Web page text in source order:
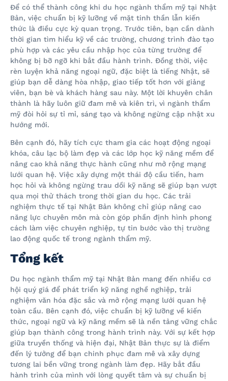
Để có thể thành công khi du học ngành thẩm mỹ tại Nhật
Bản, việc chuẩn bị kỹ lưỡng về mặt tinh thần lẫn kiến
thức là điều cực kỳ quan trọng. Trước tiên, bạn cần dành
thời gian tìm hiểu kỹ về các trường, chương trình đào tạo
phù hợp và các yêu cầu nhập học của từng trường để
không bị bỡ ngỡ khi bắt đầu hành trình. Đồng thời, việc
rèn luyện khả năng ngoại ngữ, đặc biệt là tiếng Nhật, sẽ
giúp bạn dễ dàng hòa nhập, giao tiếp tốt hơn với giảng
viên, bạn bè và khách hàng sau này. Một lời khuyên chân
thành là hãy luôn giữ đam mê và kiên trì, vì ngành thẩm
mỹ đòi hỏi sự tỉ mỉ, sáng tạo và không ngừng cập nhật xu
hướng mới.
Bên cạnh đó, hãy tích cực tham gia các hoạt động ngoại
khóa, câu lạc bộ làm đẹp và các lớp học kỹ năng mềm để
nâng cao khả năng thực hành cũng như mở rộng mạng
lưới quan hệ. Việc xây dựng một thái độ cầu tiến, ham
học hỏi và không ngừng trau dồi kỹ năng sẽ giúp bạn vượt
qua mọi thử thách trong thời gian du học. Các trải
nghiệm thực tế tại Nhật Bản không chỉ giúp nâng cao
năng lực chuyên môn mà còn góp phần định hình phong
cách làm việc chuyên nghiệp, tự tin bước vào thị trường
lao động quốc tế trong ngành thẩm mỹ.
Tổng kết
Du học ngành thẩm mỹ tại Nhật Bản mang đến nhiều cơ
hội quý giá để phát triển kỹ năng nghề nghiệp, trải
nghiệm văn hóa đặc sắc và mở rộng mạng lưới quan hệ
toàn cầu. Bên cạnh đó, việc chuẩn bị kỹ lưỡng về kiến
thức, ngoại ngữ và kỹ năng mềm sẽ là nền tảng vững chắc
giúp bạn thành công trong hành trình này. Với sự kết hợp
giữa truyền thống và hiện đại, Nhật Bản thực sự là điểm
đến lý tưởng để bạn chinh phục đam mê và xây dựng
tương lai bền vững trong ngành làm đẹp. Hãy bắt đầu
hành trình của mình với lòng quyết tâm và sự chuẩn bị